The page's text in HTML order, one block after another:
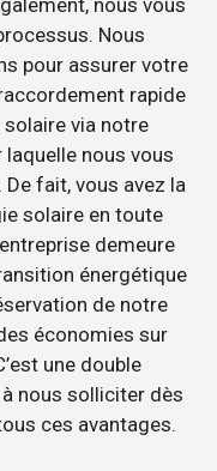
Nous
pour assurer votre
rapide
via notre
laquelle nous vous
fait, vous avez la
solaire en toute
demeure
énergétique
de notre
économies sur
une double
nous solliciter dès
ces avantages.